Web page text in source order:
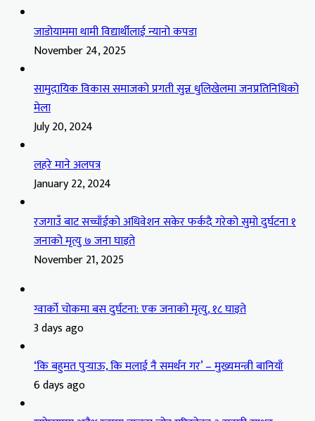
जाडोयाममा थामी विद्यार्थीलाई न्यानो कपडा
November 24, 2025
सामुदायिक विकास समाजको प्रगती सुन्न धुलिखेलमा जनप्रतिनिधिको
मेला
July 20, 2024
लहरे माने अलपत्र
January 22, 2024
रजगाउँ बाट सच्चाँईको अधिवेशन सकेर फर्कदै गरेको सुमो दुर्घटना १
जनाको मृत्यु ७ जना घाइते
November 21, 2025
ग्वार्को चोकमा बस दुर्घटना: एक जनाको मृत्यु, १८ घाइते
3 days ago
‘कि बहुमत पुर्‍याऊ, कि मलाई नै समर्थन गर’ – मुख्यमन्त्री बानियाँ
6 days ago